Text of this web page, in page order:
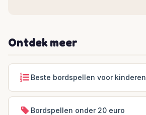
Ontdek meer
Beste bordspellen voor kinderen
Bordspellen onder 20 euro